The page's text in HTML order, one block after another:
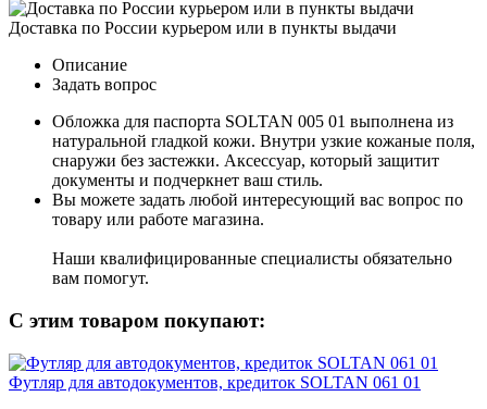
Доставка по России курьером или в пункты выдачи
Описание
Задать вопрос
Обложка для паспорта SOLTAN 005 01 выполнена из
натуральной гладкой кожи. Внутри узкие кожаные поля,
снаружи без застежки. Аксессуар, который защитит
документы и подчеркнет ваш стиль.
Вы можете задать любой интересующий вас вопрос по
товару или работе магазина.
Наши квалифицированные специалисты обязательно
вам помогут.
С этим товаром покупают:
Футляр для автодокументов, кредиток SOLTAN 061 01